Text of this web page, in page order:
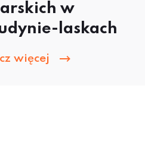
w
laskach
więcej